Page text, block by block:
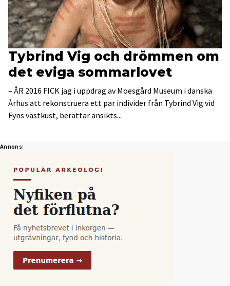
Tybrind Vig och drömmen om
det eviga sommarlovet
– ÅR 2016 FICK jag i uppdrag av Moesgård Museum i danska
Århus att rekonstruera ett par individer från Tybrind Vig vid
Fyns västkust, berättar ansikts...
Annons: